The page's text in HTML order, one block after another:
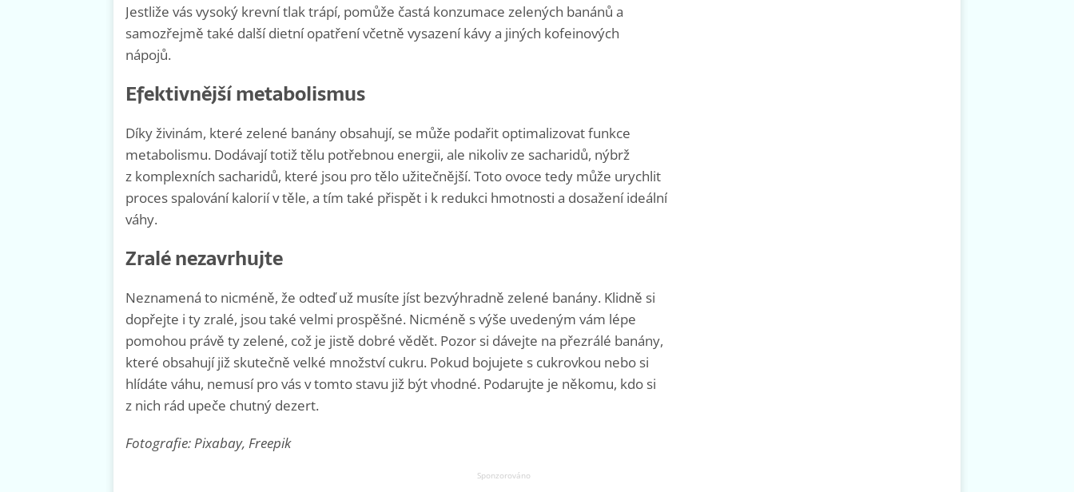
Jestliže vás vysoký krevní tlak trápí, pomůže častá konzumace zelených banánů a
samozřejmě také další dietní opatření včetně vysazení kávy a jiných kofeinových
nápojů.
Efektivnější metabolismus
Díky živinám, které zelené banány obsahují, se může podařit optimalizovat funkce
metabolismu. Dodávají totiž tělu potřebnou energii, ale nikoliv ze sacharidů, nýbrž
z komplexních sacharidů, které jsou pro tělo užitečnější. Toto ovoce tedy může urychlit
proces spalování kalorií v těle, a tím také přispět i k redukci hmotnosti a dosažení ideální
váhy.
Zralé nezavrhujte
Neznamená to nicméně, že odteď už musíte jíst bezvýhradně zelené banány. Klidně si
dopřejte i ty zralé, jsou také velmi prospěšné. Nicméně s výše uvedeným vám lépe
pomohou právě ty zelené, což je jistě dobré vědět. Pozor si dávejte na přezrálé banány,
které obsahují již skutečně velké množství cukru. Pokud bojujete s cukrovkou nebo si
hlídáte váhu, nemusí pro vás v tomto stavu již být vhodné. Podarujte je někomu, kdo si
z nich rád upeče chutný dezert.
Fotografie: Pixabay, Freepik